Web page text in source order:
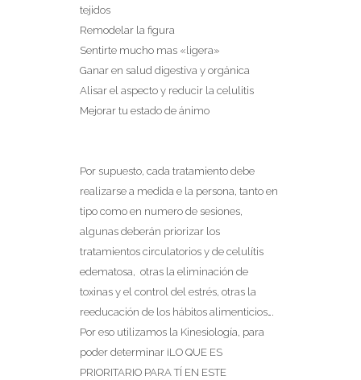
tejidos
Remodelar la figura
Sentirte mucho mas «ligera»
Ganar en salud digestiva y orgánica
Alisar el aspecto y reducir la celulitis
Mejorar tu estado de ánimo
Por supuesto, cada tratamiento debe
realizarse a medida e la persona, tanto en
tipo como en numero de sesiones,
algunas deberán priorizar los
tratamientos circulatorios y de celulítis
edematosa, otras la eliminación de
toxinas y el control del estrés, otras la
reeducación de los hábitos alimenticios….
Por eso utilizamos la Kinesiología, para
poder determinar ¡LO QUE ES
PRIORITARIO PARA TÍ EN ESTE